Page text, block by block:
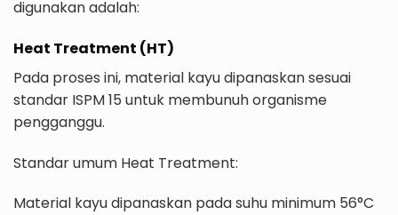
digunakan adalah:
Heat Treatment (HT)
Pada proses ini, material kayu dipanaskan sesuai
standar ISPM 15 untuk membunuh organisme
pengganggu.
Standar umum Heat Treatment:
Material kayu dipanaskan pada suhu minimum 56°C